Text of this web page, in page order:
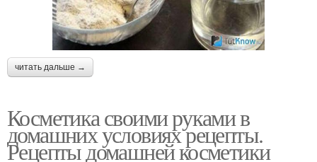
читать дальше →
Косметика своими руками в
домашних условиях рецепты.
Рецепты домашней косметики